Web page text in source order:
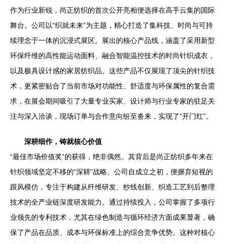
作为行业新锐，尚正纺织的首次公开亮相便选择在高手云集的国际
舞台。公司以“织就未来”为主题，精心打造了集科技、时尚与可持
续理念于一体的沉浸式展区。展出的核心产品线，涵盖了采用新型
环保纤维的高性能运动面料、融合智能温控技术的时尚针织成衣，
以及极具设计感的家居纺织品。这些产品不仅展现了顶尖的针织技
术，更紧密贴合了当前市场对功能性、舒适度与环保属性的复合需
求，在展会期间吸引了大量专业买家、设计师与行业专家的驻足关
注与深入洽谈，现场订单与合作意向纷至沓来，实现了“开门红”。
深耕细作，铸就核心价值
“最佳市场价值奖”的获得，绝非偶然。其背后是尚正纺织多年来在
针织领域坚定不移的“深耕”战略。公司自成立之初，便摒弃短视的
跟风模仿，专注于构建从纤维研发、纱线创新、织造工艺到后整理
技术的全产业链深度研发能力。通过持续投入，公司掌握了多项行
业领先的专利技术，尤其在绿色制造与循环经济方面成果显著，确
保了产品在品质、成本与环保标准上的综合竞争优势。这种对核心